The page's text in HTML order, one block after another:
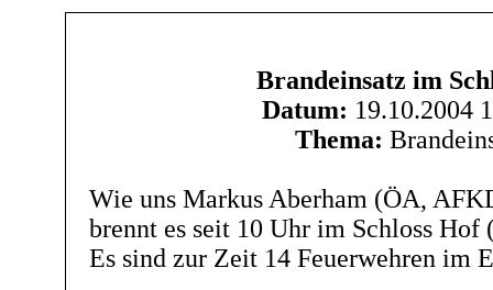
Brandeinsatz im
Datum: 19.10.2004
Thema:
Wie uns Markus Aberham (ÖA,
brennt es seit 10 Uhr im Schloss Hof
Es sind zur Zeit 14 Feuerwehren im